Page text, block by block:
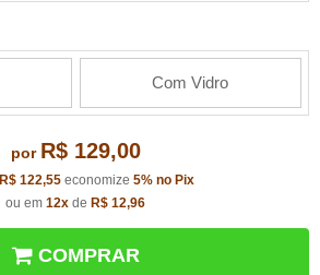
Com Vidro
por R$ 129,00
R$ 122,55economize 5% no Pix
ou em 12x de R$ 12,96
COMPRAR